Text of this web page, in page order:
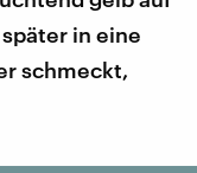
in eine
schmeckt,